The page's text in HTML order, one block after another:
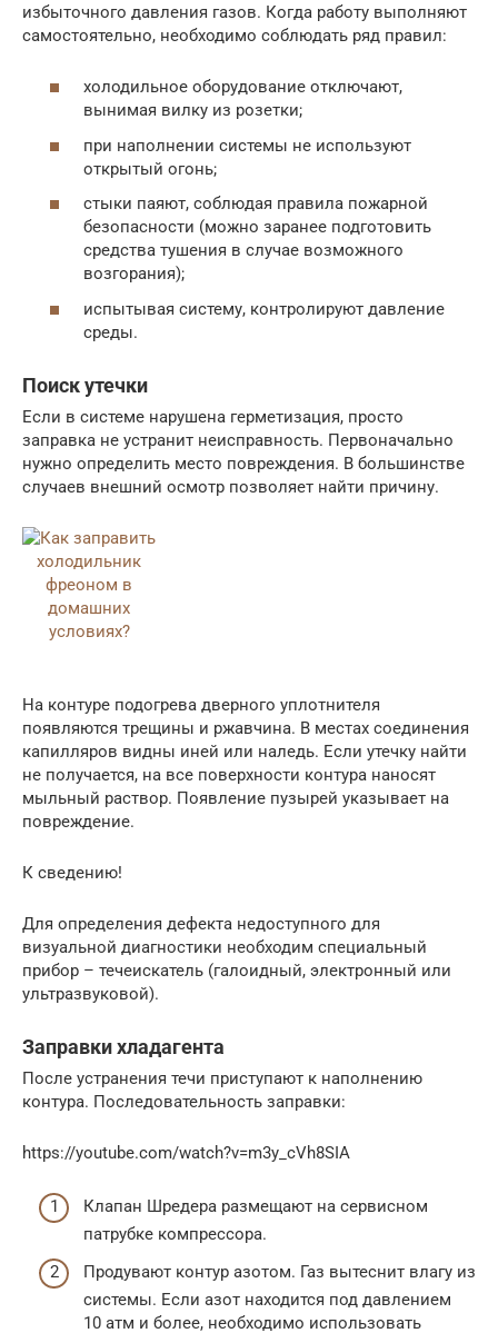
избыточного давления газов. Когда работу выполняют
самостоятельно, необходимо соблюдать ряд правил:
холодильное оборудование отключают,
вынимая вилку из розетки;
при наполнении системы не используют
открытый огонь;
стыки паяют, соблюдая правила пожарной
безопасности (можно заранее подготовить
средства тушения в случае возможного
возгорания);
испытывая систему, контролируют давление
среды.
Поиск утечки
Если в системе нарушена герметизация, просто
заправка не устранит неисправность. Первоначально
нужно определить место повреждения. В большинстве
случаев внешний осмотр позволяет найти причину.
На контуре подогрева дверного уплотнителя
появляются трещины и ржавчина. В местах соединения
капилляров видны иней или наледь. Если утечку найти
не получается, на все поверхности контура наносят
мыльный раствор. Появление пузырей указывает на
повреждение.
К сведению!
Для определения дефекта недоступного для
визуальной диагностики необходим специальный
прибор – течеискатель (галоидный, электронный или
ультразвуковой).
Заправки хладагента
После устранения течи приступают к наполнению
контура. Последовательность заправки:
https://youtube.com/watch?v=m3y_cVh8SIA
Клапан Шредера размещают на сервисном
патрубке компрессора.
Продувают контур азотом. Газ вытеснит влагу из
системы. Если азот находится под давлением
10 атм и более, необходимо использовать